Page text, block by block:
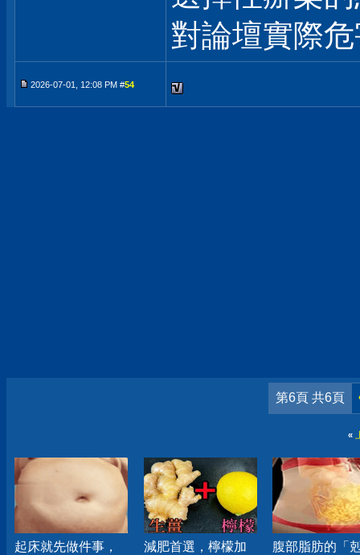
對論壇實際
2026-07-01, 12:08 PM #54
第6頁 共6頁
«
起床就先做件事，
減肥首選，檸檬加
腹部脂肪的「